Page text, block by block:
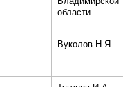
области
Вуколов Н.Я.